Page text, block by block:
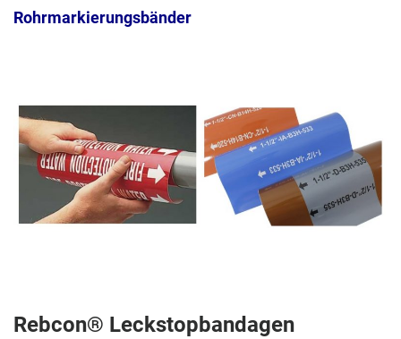
Rohrmarkierungsbänder
Rebcon® Leckstopbandagen